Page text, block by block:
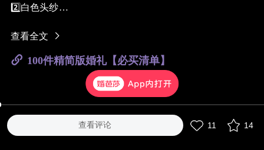
2️⃣白色头纱
4️⃣墨镜
6️⃣手写举牌/KT板
9️⃣装饰挂件
#结婚仪式流程##新娘头饰##个性婚品#
还有哪些值得推荐的出片神器❓欢迎留言分享哦❥(^_-)@专
查看全文
100件精简版婚礼【必买清单】
查看评论 11 14